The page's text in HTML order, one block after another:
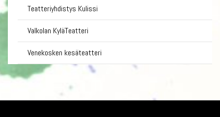
Teatteriyhdistys Kulissi
Valkolan KyläTeatteri
Venekosken kesäteatteri